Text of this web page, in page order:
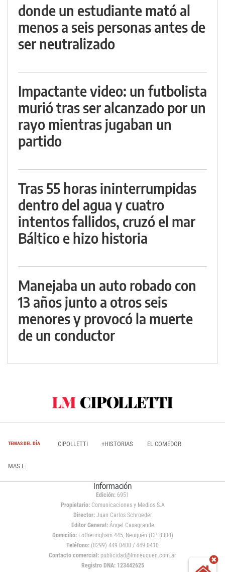
donde un estudiante mató al
menos a seis personas antes de
ser neutralizado
Impactante video: un futbolista
murió tras ser alcanzado por un
rayo mientras jugaban un
partido
Tras 55 horas ininterrumpidas
dentro del agua y cuatro
intentos fallidos, cruzó el mar
Báltico e hizo historia
Manejaba un auto robado con
13 años junto a otros seis
menores y provocó la muerte
de un conductor
TEMAS DEL DÍA CIPOLLETTI +HISTORIAS EL COMEDOR
MAS E
Información
Edición: 6951
Propietario:Comunicaciones y Medios S.A
Director: Juan Carlos Schroeder
Editor General:Ángel Casagrande
Domicilio:Fotheringham 445, Neuquén (CP 8300)
Teléfono: (0299) 449 0400 / 449 0410
Contacto comercial: publicidad@lmneuquen.com.ar
Registro DNA: 123442625